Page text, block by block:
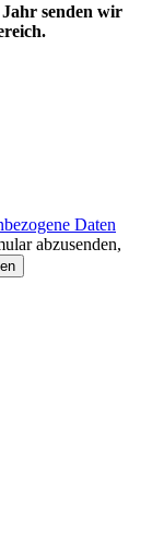
senden wir
Daten
abzusenden,